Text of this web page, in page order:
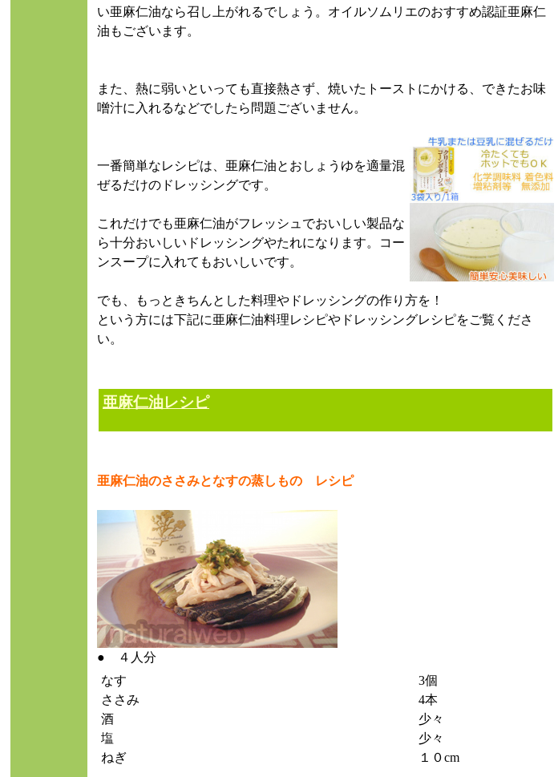
い亜麻仁油なら召し上がれるでしょう。オイルソムリエのおすすめ認証亜麻仁
油もございます。
また、熱に弱いといっても直接熱さず、焼いたトーストにかける、できたお味
噌汁に入れるなどでしたら問題ございません。
一番簡単なレシピは、亜麻仁油とおしょうゆを適量混
ぜるだけのドレッシングです。
これだけでも亜麻仁油がフレッシュでおいしい製品な
ら十分おいしいドレッシングやたれになります。コー
ンスープに入れてもおいしいです。
でも、もっときちんとした料理やドレッシングの作り方を！
という方には下記に亜麻仁油料理レシピやドレッシングレシピをご覧くださ
い。
亜麻仁油レシピ
亜麻仁油のささみとなすの蒸しもの レシピ
● ４人分
なす
ささみ
酒
塩
ねぎ
3個
4本
少々
少々
１０cm